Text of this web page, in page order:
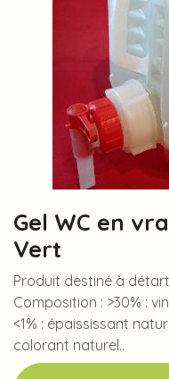
Gel WC en
Vert
Produit destiné à
Composition : >30% :
<1% : épaississant
colorant naturel..